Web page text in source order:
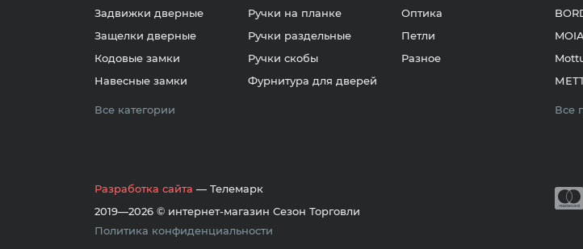
Задвижки дверные
Защелки дверные
Кодовые замки
Навесные замки
Ручки на планке
Ручки раздельные
Ручки скобы
Фурнитура для дверей
Оптика
Петли
Разное
Все категории
MOIA
Все
Разработка сайта — Телемарк
2019—2026 © интернет-магазин Сезон Торговли
Политика конфиденциальности